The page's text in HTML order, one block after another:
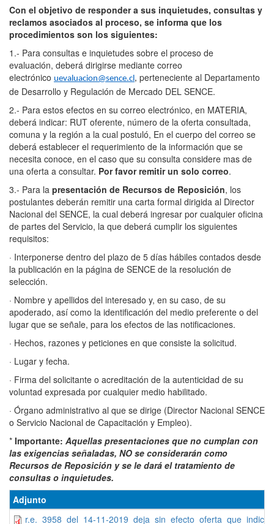
Con el objetivo de responder a sus inquietudes, consultas y
reclamos asociados al proceso, se informa que los
procedimientos son los siguientes:
1.- Para consultas e inquietudes sobre el proceso de
evaluación, deberá dirigirse mediante correo
electrónico uevaluacion@sence.cl, perteneciente al Departamento
de Desarrollo y Regulación de Mercado DEL SENCE.
2.- Para estos efectos en su correo electrónico, en MATERIA,
deberá indicar: RUT oferente, número de la oferta consultada,
comuna y la región a la cual postuló, En el cuerpo del correo se
deberá establecer el requerimiento de la información que se
necesita conoce, en el caso que su consulta considere mas de
una oferta a consultar. Por favor remitir un solo correo.
3.- Para la presentación de Recursos de Reposición, los
postulantes deberán remitir una carta formal dirigida al Director
Nacional del SENCE, la cual deberá ingresar por cualquier oficina
de partes del Servicio, la que deberá cumplir los siguientes
requisitos:
· Interponerse dentro del plazo de 5 días hábiles contados desde
la publicación en la página de SENCE de la resolución de
selección.
· Nombre y apellidos del interesado y, en su caso, de su
apoderado, así como la identificación del medio preferente o del
lugar que se señale, para los efectos de las notificaciones.
· Hechos, razones y peticiones en que consiste la solicitud.
· Lugar y fecha.
· Firma del solicitante o acreditación de la autenticidad de su
voluntad expresada por cualquier medio habilitado.
· Órgano administrativo al que se dirige (Director Nacional SENCE
o Servicio Nacional de Capacitación y Empleo).
* Importante: Aquellas presentaciones que no cumplan con
las exigencias señaladas, NO se considerarán como
Recursos de Reposición y se le dará el tratamiento de
consultas o inquietudes.
Adjunto
r.e._3958_del_14-11-